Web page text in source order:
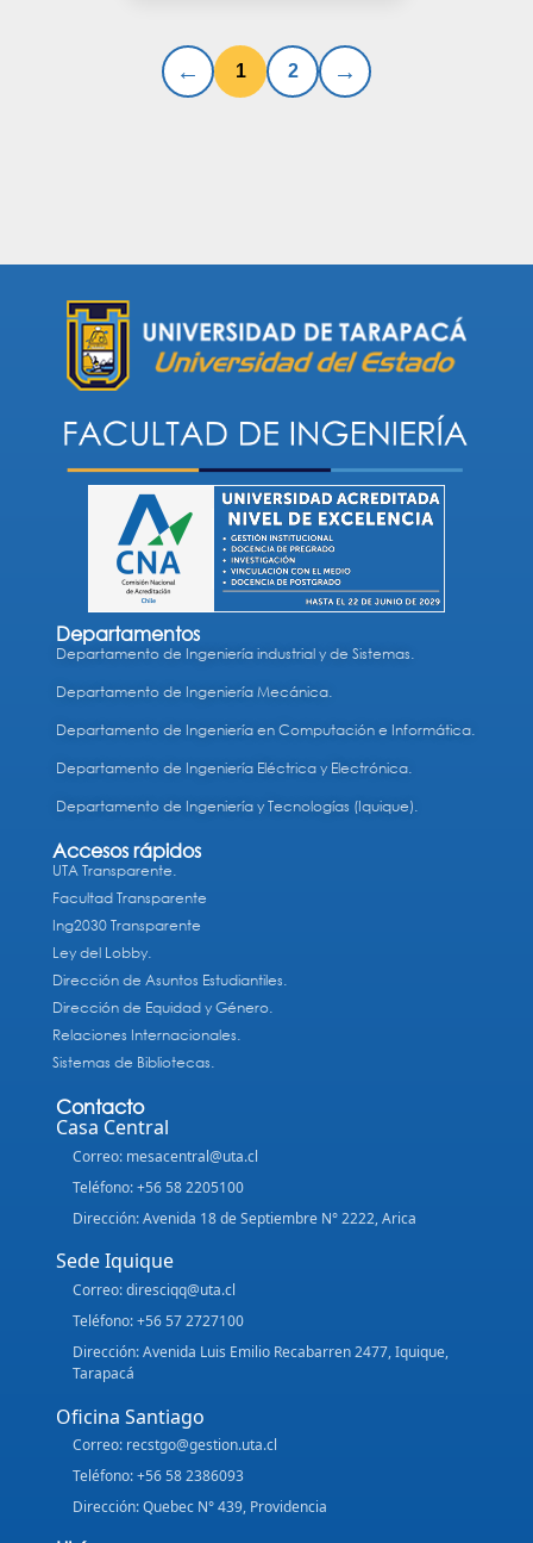
1 2
Departamentos
Departamento de Ingeniería industrial y de Sistemas.
Departamento de Ingeniería Mecánica.
Departamento de Ingeniería en Computación e Informática.
Departamento de Ingeniería Eléctrica y Electrónica.
Departamento de Ingeniería y Tecnologías (Iquique).
Accesos rápidos
UTA Transparente.
Facultad Transparente
Ing2030 Transparente
Ley del Lobby.
Dirección de Asuntos Estudiantiles.
Dirección de Equidad y Género.
Relaciones Internacionales.
Sistemas de Bibliotecas.
Contacto
Casa Central
Correo: mesacentral@uta.cl
Teléfono: +56 58 2205100
Dirección: Avenida 18 de Septiembre N° 2222, Arica
Sede Iquique
Correo: diresciqq@uta.cl
Teléfono: +56 57 2727100
Dirección: Avenida Luis Emilio Recabarren 2477, Iquique,
Tarapacá
Oficina Santiago
Correo: recstgo@gestion.uta.cl
Teléfono: +56 58 2386093
Dirección: Quebec N° 439, Providencia